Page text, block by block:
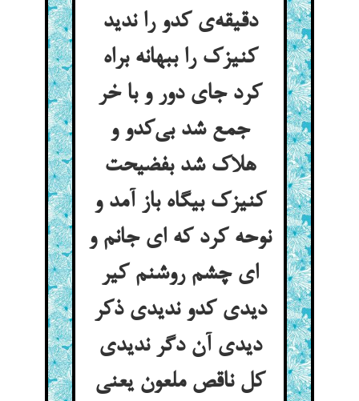
دقیقه‌ی کدو را ندید
کنیزک را ببهانه براه
کرد جای دور و با خر
جمع شد بی‌کدو و
هلاک شد بفضیحت
کنیزک بیگاه باز آمد و
نوحه کرد که ای جانم و
ای چشم روشنم کیر
دیدی کدو ندیدی ذکر
دیدی آن دگر ندیدی
کل ناقص ملعون یعنی